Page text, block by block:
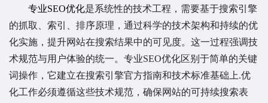
专业SEO优化是系统性的技术工程，需要基于搜索引擎
的抓取、索引、排序原理，通过科学的技术架构和持续的优
化实施，提升网站在搜索结果中的可见度。这一过程强调技
术规范与用户体验的统一。专业SEO优化区别于简单的关键
词操作，它建立在搜索引擎官方指南和技术标准基础上.优
化工作必须遵循这些技术规范，确保网站的可持续搜索表